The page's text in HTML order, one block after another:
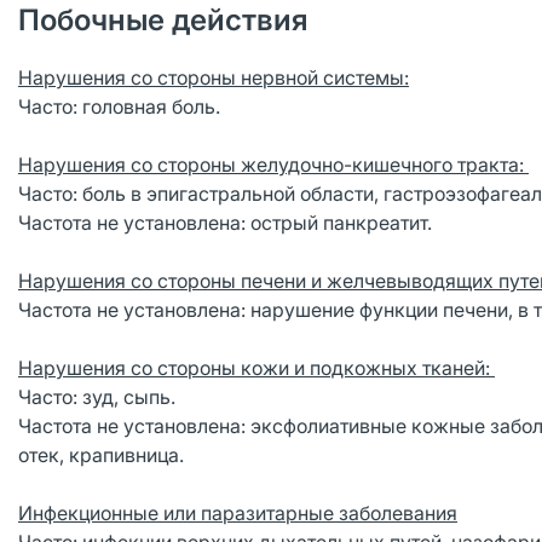
Побочные действия
Нарушения со стороны нервной системы:
Часто: головная боль.
Нарушения со стороны желудочно-кишечного тракта:
Часто: боль в эпигастральной области,
Частота не установлена: острый панкреатит.
Нарушения со стороны печени и желчевыводящих
Частота не установлена: нарушение функции печени, в
Нарушения со стороны кожи и подкожных тканей:
Часто: зуд, сыпь.
Частота не установлена: эксфолиативные кожные
отек, крапивница.
Инфекционные или паразитарные заболевания